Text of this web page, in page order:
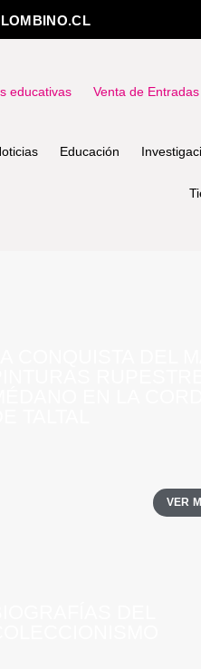
educativas Venta de Entradas
Educación
VER